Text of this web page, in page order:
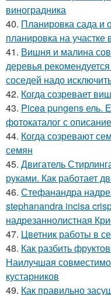
виноградника
40. Планировка сада и
планировка на участке
41. Вишня и малина
деревья
соседей надо
42. Когда созревает
43. Picea pungens ель.
фотокаталог с
44. Когда созревают
семян
45. Двигатель
руками. Как работает
46. Стефанандра
stephanandra incisa
надрезаннолистная
47. Цветник работы в
48. Как разбить
Наилучшая
кустарников
49. Как правильно